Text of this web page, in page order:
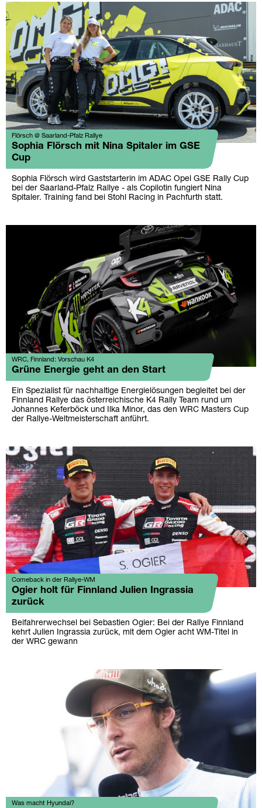
Flörsch @ Saarland-Pfalz Rallye
Sophia Flörsch mit Nina Spitaler im GSE
Cup
Sophia Flörsch wird Gaststarterin im ADAC Opel GSE Rally Cup
bei der Saarland-Pfalz Rallye - als Copilotin fungiert Nina
Spitaler. Training fand bei Stohl Racing in Pachfurth statt.
WRC, Finnland: Vorschau K4
Grüne Energie geht an den Start
Ein Spezialist für nachhaltige Energielösungen begleitet bei der
Finnland Rallye das österreichische K4 Rally Team rund um
Johannes Keferböck und Ilka Minor, das den WRC Masters Cup
der Rallye-Weltmeisterschaft anführt.
Comeback in der Rallye-WM
Ogier holt für Finnland Julien Ingrassia
zurück
Beifahrerwechsel bei Sebastien Ogier: Bei der Rallye Finnland
kehrt Julien Ingrassia zurück, mit dem Ogier acht WM-Titel in
der WRC gewann
Was macht Hyundai?